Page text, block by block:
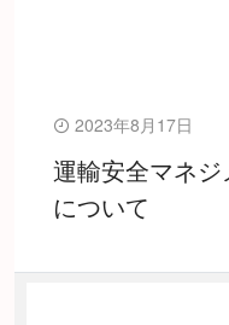
2023年8月17日
運輸安全マネ
について